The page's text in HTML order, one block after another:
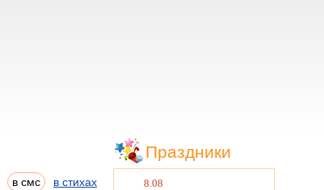
в смс в стихах
Праздники
8.08